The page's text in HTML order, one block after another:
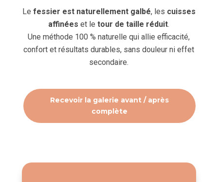
Le fessier est naturellement galbé, les cuisses
affinées et letour de taille réduit.
Une méthode 100 % naturelle qui allie efficacité,
confort et résultats durables, sans douleur ni effet
secondaire.
Recevoir la galerie avant / après
complète